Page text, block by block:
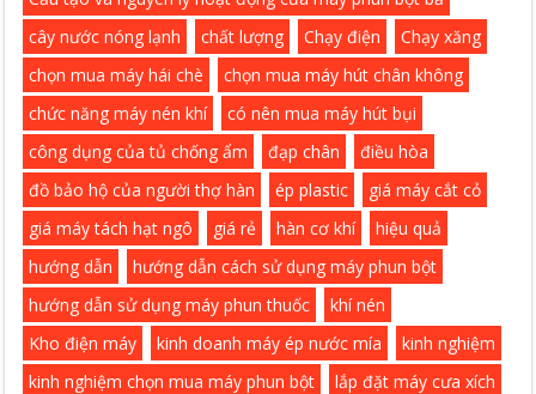
cây nước nóng lạnh
chất lượng Chạy điện
Chạy xăng
chọn mua máy hái chè
chọn mua máy hút chân không
chức năng máy nén khí
có nên mua máy hút bụi
công dụng của tủ chống ẩm
đạp chân
điều hòa
đồ bảo hộ của người thợ hàn
ép plastic
giá máy cắt cỏ
giá máy tách hạt ngô
giá rẻ hàn cơ khí
hiệu quả
hướng dẫn
hướng dẫn cách sử dụng máy phun bột
hướng dẫn sử dụng máy phun thuốc
khí nén
Kho điện máy
kinh doanh máy ép nước mía
kinh nghiệm
kinh nghiệm chọn mua máy phun bột
lắp đặt máy cưa xích